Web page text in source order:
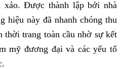
xảo. Được thành lập bởi nhà
hiệu này đã nhanh chóng thu
thời trang toàn cầu nhờ sự kết
mỹ đương đại và các yếu tố